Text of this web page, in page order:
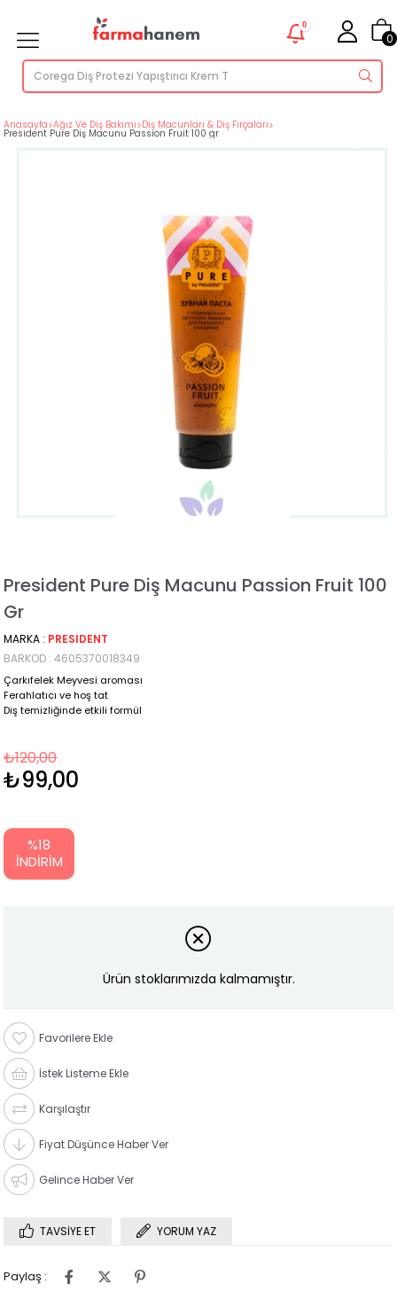
0
0
Anasayfa>Ağız Ve Diş Bakımı>Diş Macunları & Diş Fırçaları>
President Pure Diş Macunu Passion Fruit 100 gr
President Pure Diş Macunu Passion Fruit 100
Gr
MARKA : PRESIDENT
BARKOD : 4605370018349
Çarkıfelek Meyvesi aroması
Ferahlatıcı ve hoş tat
Diş temizliğinde etkili formül
₺120,00
₺99,00
%18
İNDIRIM
Ürün stoklarımızda kalmamıştır.
Favorilere Ekle
İstek Listeme Ekle
Karşılaştır
Fiyat Düşünce Haber Ver
Gelince Haber Ver
TAVSIYE ET YORUM YAZ
Paylaş :